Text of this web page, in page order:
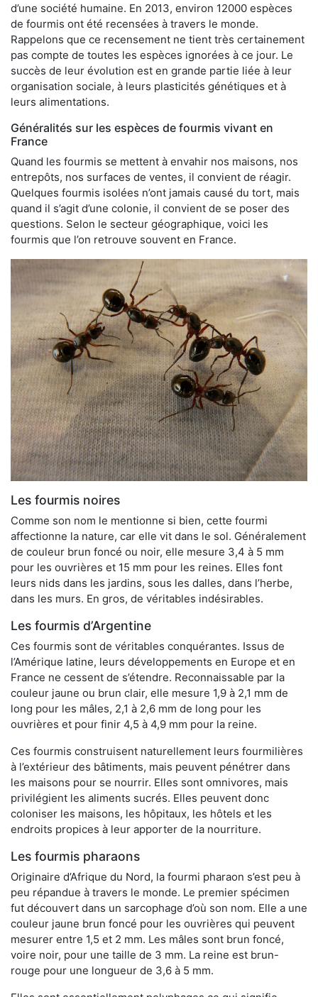
d’une société humaine. En 2013, environ 12000 espèces
de fourmis ont été recensées à travers le monde.
Rappelons que ce recensement ne tient très certainement
pas compte de toutes les espèces ignorées à ce jour. Le
succès de leur évolution est en grande partie liée à leur
organisation sociale, à leurs plasticités génétiques et à
leurs alimentations.
Généralités sur les espèces de fourmis vivant en
France
Quand les fourmis se mettent à envahir nos maisons, nos
entrepôts, nos surfaces de ventes, il convient de réagir.
Quelques fourmis isolées n’ont jamais causé du tort, mais
quand il s’agit d’une colonie, il convient de se poser des
questions. Selon le secteur géographique, voici les
fourmis que l’on retrouve souvent en France.
Les fourmis noires
Comme son nom le mentionne si bien, cette fourmi
affectionne la nature, car elle vit dans le sol. Généralement
de couleur brun foncé ou noir, elle mesure 3,4 à 5 mm
pour les ouvrières et 15 mm pour les reines. Elles font
leurs nids dans les jardins, sous les dalles, dans l’herbe,
dans les murs. En gros, de véritables indésirables.
Les fourmis d’Argentine
Ces fourmis sont de véritables conquérantes. Issus de
l’Amérique latine, leurs développements en Europe et en
France ne cessent de s’étendre. Reconnaissable par la
couleur jaune ou brun clair, elle mesure 1,9 à 2,1 mm de
long pour les mâles, 2,1 à 2,6 mm de long pour les
ouvrières et pour finir 4,5 à 4,9 mm pour la reine.
Ces fourmis construisent naturellement leurs fourmilières
à l’extérieur des bâtiments, mais peuvent pénétrer dans
les maisons pour se nourrir. Elles sont omnivores, mais
privilégient les aliments sucrés. Elles peuvent donc
coloniser les maisons, les hôpitaux, les hôtels et les
endroits propices à leur apporter de la nourriture.
Les fourmis pharaons
Originaire d’Afrique du Nord, la fourmi pharaon s’est peu à
peu répandue à travers le monde. Le premier spécimen
fut découvert dans un sarcophage d’où son nom. Elle a une
couleur jaune brun foncé pour les ouvrières qui peuvent
mesurer entre 1,5 et 2 mm. Les mâles sont brun foncé,
voire noir, pour une taille de 3 mm. La reine est brun-
rouge pour une longueur de 3,6 à 5 mm.